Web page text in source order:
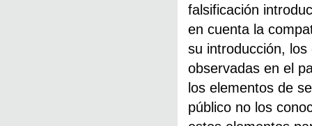
falsificación
en cuenta la
su introducción,
observadas en el
los elementos de
público no los